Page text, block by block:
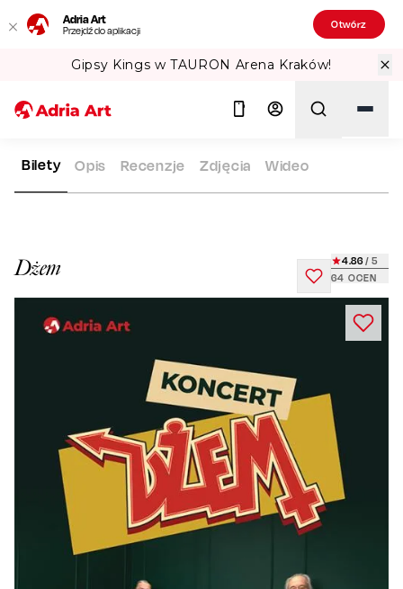
Adria Art
Przejdź do aplikacji Otwórz
Gipsy Kings w TAURON Arena Kraków!
ADRIA ART REPERTUAR DŻEM
Dżem 64 OCEN
4.86/ 5
Bilety Opis Recenzje Zdjęcia Wideo